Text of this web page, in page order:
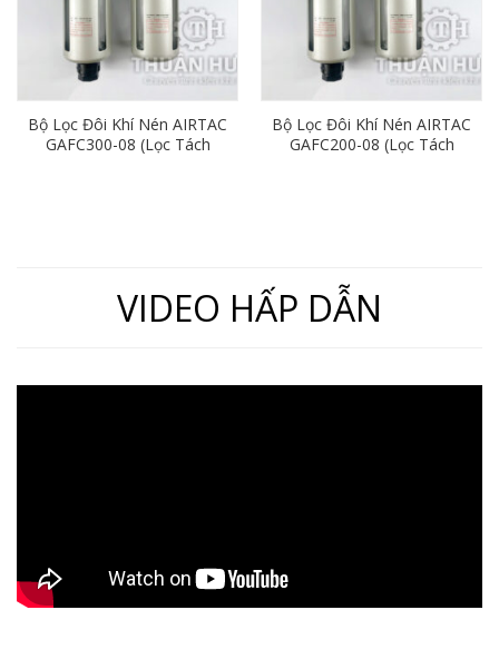
Bộ Lọc Đôi Khí Nén AIRTAC
GAFC300-08 (Lọc Tách
Bộ Lọc Đôi Khí Nén AIRTAC
GAFC200-08 (Lọc Tách
VIDEO HẤP DẪN